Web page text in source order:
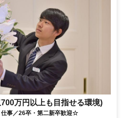
万円以上も目指せる環境)
事／26卒・第二新卒歓迎☆